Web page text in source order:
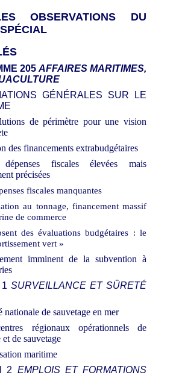
OBSERVATIONS DU
205 AFFAIRES MARITIMES,
GÉNÉRALES SUR LE
de périmètre pour une vision
des financements extrabudgétaires
fiscales élevées mais
précisées
fiscales manquantes
au tonnage, financement massif
de commerce
des évaluations budgétaires : le
vert »
imminent de la subvention à
1SURVEILLANCE ET SÛRETÉ
nationale de sauvetage en mer
régionaux opérationnels de
de sauvetage
maritime
2 EMPLOIS ET FORMATIONS